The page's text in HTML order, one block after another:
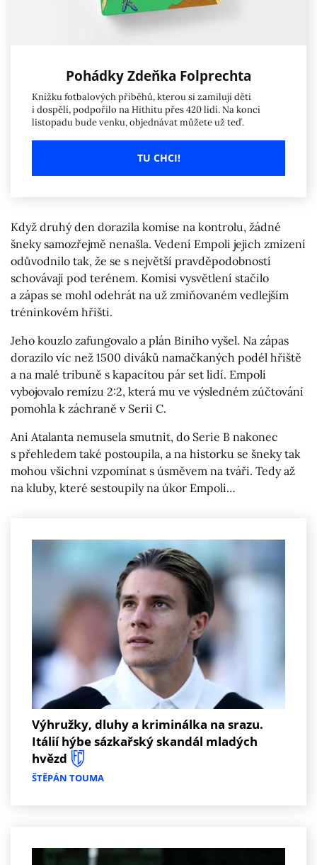
Pohádky Zdeňka Folprechta
Knížku fotbalových příběhů, kterou si zamilují děti
i dospělí, podpořilo na Hithitu přes 420 lidí. Na konci
listopadu bude venku, objednávat můžete už teď.
TU CHCI!
Když druhý den dorazila komise na kontrolu, žádné
šneky samozřejmě nenašla. Vedení Empoli jejich zmizení
odůvodnilo tak, že se s největší pravděpodobností
schovávají pod terénem. Komisi vysvětlení stačilo
a zápas se mohl odehrát na už zmiňovaném vedlejším
tréninkovém hřišti.
Jeho kouzlo zafungovalo a plán Biniho vyšel. Na zápas
dorazilo víc než 1500 diváků namačkaných podél hřiště
a na malé tribuně s kapacitou pár set lidí. Empoli
vybojovalo remízu 2:2, která mu ve výsledném zúčtování
pomohla k záchraně v Serii C.
Ani Atalanta nemusela smutnit, do Serie B nakonec
s přehledem také postoupila, a na historku se šneky tak
mohou všichni vzpomínat s úsměvem na tváři. Tedy až
na kluby, které sestoupily na úkor Empoli…
Výhružky, dluhy a kriminálka na srazu.
Itálií hýbe sázkařský skandál mladých
hvězd
ŠTĚPÁN TOUMA